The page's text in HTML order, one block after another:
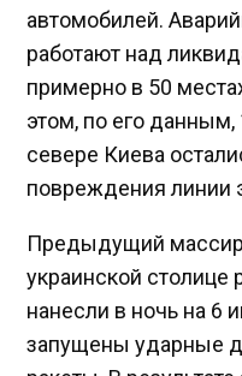
автомобилей.
работают над
примерно в 50
этом, по его данным,
севере Киева
повреждения линии
Предыдущий
украинской
нанесли в ночь на 6
запущены ударные